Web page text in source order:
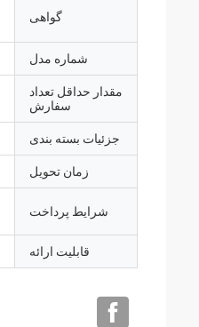
گواهی
شماره مدل
مقدار حداقل تعداد
سفارش
جزئیات بسته بندی
زمان تحویل
شرایط پرداخت
قابلیت ارائه